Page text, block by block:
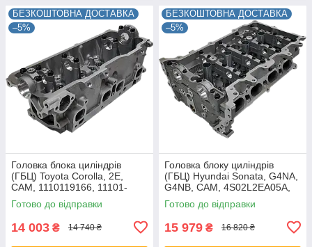
БЕЗКОШТОВНА ДОСТАВКА
–5%
Головка блока циліндрів
(ГБЦ) Toyota Corolla, 2E,
CAM, 1110119166, 11101-
19156
Готово до відправки
14 003 ₴ 14 740 ₴
БЕЗКОШТОВНА ДОСТАВКА
–5%
Головка блоку циліндрів
(ГБЦ) Hyundai Sonata, G4NA,
G4NB, CAM, 4S02L2EA05A,
221002E412, 5S01L2EA01A
Готово до відправки
15 979 ₴ 16 820 ₴